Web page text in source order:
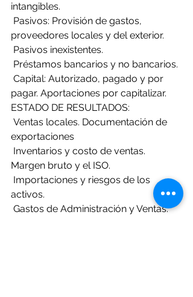
intangibles.
Pasivos: Provisión de gastos,
proveedores locales y del exterior.
Pasivos inexistentes.
Préstamos bancarios y no bancarios.
Capital: Autorizado, pagado y por
pagar. Aportaciones por capitalizar.
ESTADO DE RESULTADOS:
Ventas locales. Documentación de
exportaciones
Inventarios y costo de ventas.
Margen bruto y el ISO.
Importaciones y riesgos de los
activos.
Gastos de Administración y Ventas.